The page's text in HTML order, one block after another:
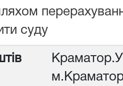
суду